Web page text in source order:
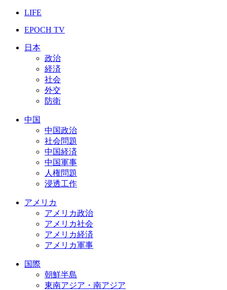
LIFE
EPOCH TV
日本
政治
経済
社会
外交
防衛
中国
中国政治
社会問題
中国経済
中国軍事
人権問題
浸透工作
アメリカ
アメリカ政治
アメリカ社会
アメリカ経済
アメリカ軍事
国際
朝鮮半島
東南アジア・南アジア